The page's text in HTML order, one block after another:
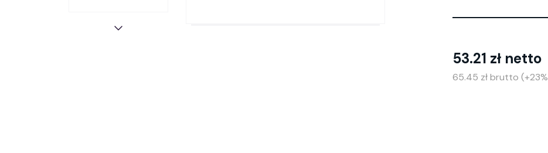
53.21 zł netto
65.45 zł brutto